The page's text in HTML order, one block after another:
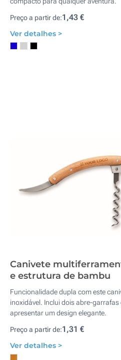
Preço a partir de:1,43 €
Ver detalhes >
Canivete
e estrutura de bambu
Funcionalidade dupla com este
inoxidável. Inclui dois abre-
apresentar um design elegante.
Preço a partir de:1,31 €
Ver detalhes >